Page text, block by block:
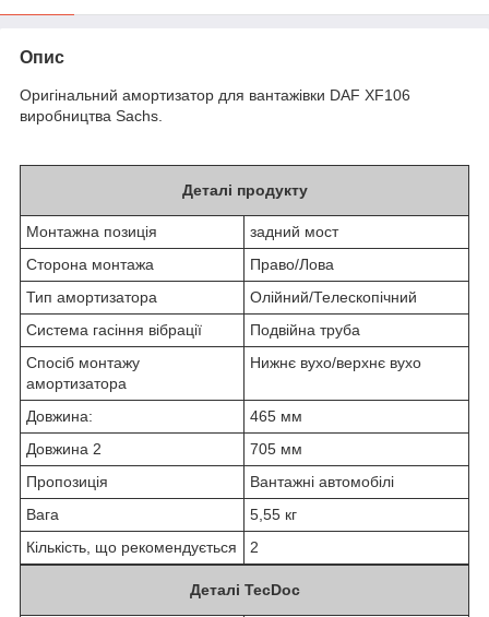
Опис
Оригінальний амортизатор для вантажівки DAF XF106
виробництва Sachs.
Деталі продукту
Монтажна позиція
задний мост
Сторона монтажа
Право/Лова
Тип амортизатора
Олійний/Телескопічний
Система гасіння вібрації
Подвійна труба
Спосіб монтажу
амортизатора
Нижнє вухо/верхнє вухо
Довжина:
465 мм
Довжина 2
705 мм
Пропозиція
Вантажні автомобілі
Вага
5,55 кг
Кількість, що рекомендується
2
Деталі TecDoc